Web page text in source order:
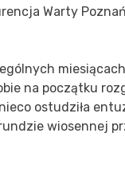
Warty
na początku
ostudziła
wiosennej